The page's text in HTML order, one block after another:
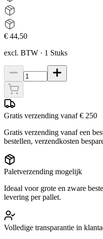
€ 44,50
excl. BTW · 1 Stuks
Gratis verzending vanaf € 250
Gratis verzending vanaf een
bestellen, verzendkosten
Paletverzending mogelijk
Ideaal voor grote en zware
levering per pallet.
Volledige transparantie in